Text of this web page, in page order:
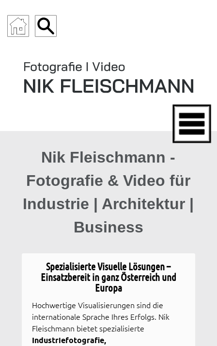
Nik Fleischmann -
Fotografie & Video für
Industrie | Architektur |
Business
Spezialisierte Visuelle Lösungen –
Einsatzbereit in ganz Österreich und
Europa
Hochwertige Visualisierungen sind die
internationale Sprache Ihres Erfolgs. Nik
Fleischmann bietet spezialisierte
Industriefotografie,